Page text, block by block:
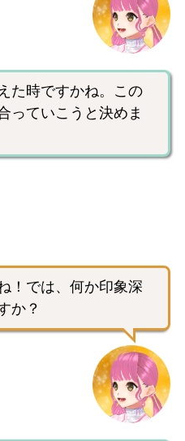
た時ですかね。この
っていこうと決めま
！では、何か印象深
か？